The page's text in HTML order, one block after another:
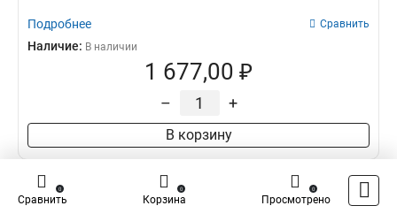
Подробнее Сравнить
Наличие: В наличии
1 677,00 ₽
– +
В корзину
Сравнить
0
Корзина
0
Просмотрено
0